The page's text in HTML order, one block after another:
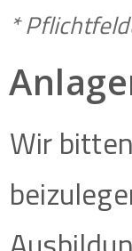
*
Wir